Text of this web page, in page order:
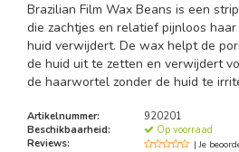
Brazilian Film Wax Beans is een
die zachtjes en relatief pijnloos haar
huid verwijdert. De wax helpt de
de huid uit te zetten en verwijdert
de haarwortel zonder de huid te
Artikelnummer:
920201
Beschikbaarheid:
Op voorraad
Reviews:
| Je